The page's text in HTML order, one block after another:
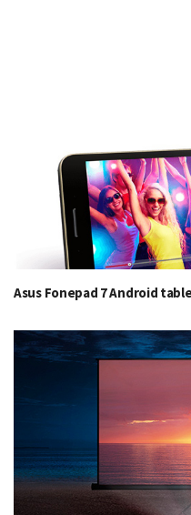
Asus Fonepad 7 Android